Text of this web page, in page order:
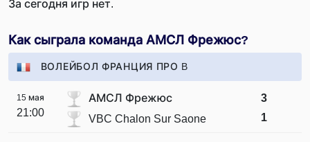
За сегодня игр нет.
Как сыграла команда АМСЛ Фрежюс?
ВОЛЕЙБОЛ ФРАНЦИЯ ПРО B
15 мая
21:00
АМСЛ Фрежюс
VBC Chalon Sur Saone
3
1